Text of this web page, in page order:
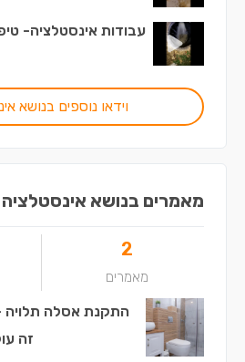
עבודות אינסטלציה-
וידאו נוספים בנושא
מאמרים בנושא אינסטלציה
2
מאמרים
התקנת אסלה תלויה
זה